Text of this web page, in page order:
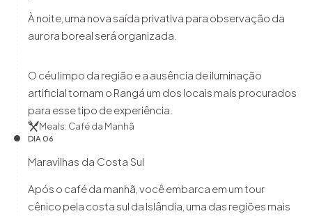
À noite, uma nova saída privativa para observação da
aurora boreal será organizada.
O céu limpo da região e a ausência de iluminação
artificial tornam o Rangá um dos locais mais procurados
para esse tipo de experiência.
Meals: Café da Manhã
DIA 06
Maravilhas da Costa Sul
Após o café da manhã, você embarca em um tour
cênico pela costa sul da Islândia, uma das regiões mais